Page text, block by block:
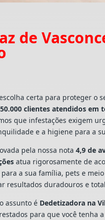
de
certa para proteger o
clientes atendidos em
que infestações exigem
e a higiene para a
pela nossa nota 4,9 de
atua rigorosamente de
a sua família, pets e
resultados duradouros e
assunto é Dedetizadora na
para que você tenha